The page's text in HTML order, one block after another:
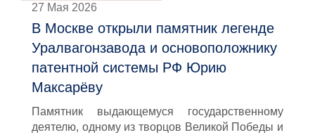
27 Мая 2026
В Москве открыли памятник легенде
Уралвагонзавода и основоположнику
патентной системы РФ Юрию
Максарёву
Памятник выдающемуся государственному
деятелю, одному из творцов Великой Победы и